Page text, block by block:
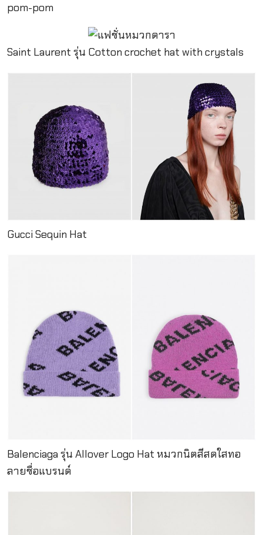
pom-pom
Saint Laurent รุ่น Cotton crochet hat with crystals
Gucci Sequin Hat
Balenciaga รุ่น Allover Logo Hat หมวกนิตสีสดใสทอ
ลายชื่อแบรนด์